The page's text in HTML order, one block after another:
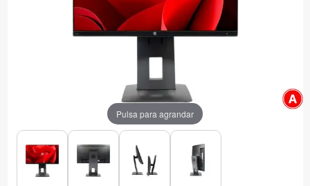
Pulsa para agrandar